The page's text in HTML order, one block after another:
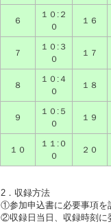
６
１０:２
０
１６
７
１０:３
０
１７
８
１０:４
０
１８
９
１０:５
０
１９
１０
１１:０
０
２０
2．収録方法
①参加申込書に必要事項を
②収録日当日、収録時刻に